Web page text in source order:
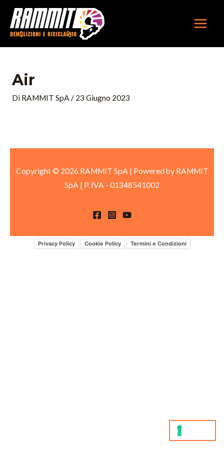
contenuto
Air
Di RAMMIT SpA / 23 Giugno 2023
Copyright © 2026 RAMMIT SpA | Powered by RAMMIT
SpA | P. IVA - 01348541002
Privacy Policy Cookie Policy Termini e Condizioni